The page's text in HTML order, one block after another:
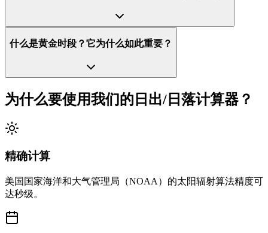
什么是黄金时段？它为什么如此重要？
为什么要使用我们的日出/日落计算器？
精确计算
美国国家海洋和大气管理局（NOAA）的太阳辐射算法精度可
达秒级。